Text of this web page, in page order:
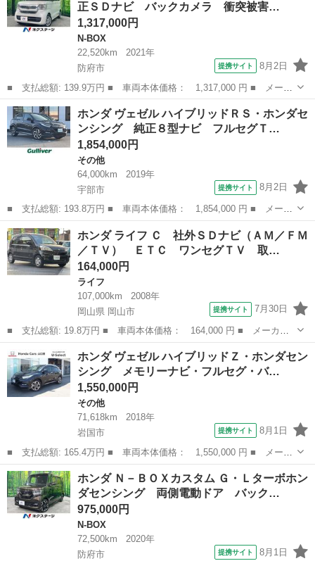
ーター ...
正ＳＤナビ バックカメラ 衝突被害…
1,317,000円
N-BOX
22,520km
2021年
防府市
提携サイト 8月2日
■ 支払総額: 139.9万円 ■ 車両本体価格： 1,317,000 円 ■ メーカ
ー名： ホンダ ■ 車種名： Ｎ－ＢＯＸ ■ グレード名： Ｌ 電
動スライドドア 純正ＳＤナビ バックカメラ 衝突被害軽減システ
ム シー...
山口 防府市 N-BOX
ホンダ ヴェゼル ハイブリッドＲＳ・ホンダセ
ンシング 純正８型ナビ フルセグＴ…
1,854,000円
その他
64,000km
2019年
宇部市
提携サイト 8月2日
■ 支払総額: 193.8万円 ■ 車両本体価格： 1,854,000 円 ■ メーカ
ー名： ホンダ ■ 車種名： ヴェゼル ■ グレード名： ハイブリ
ッドＲＳ・ホンダセンシング 純正８型ナビ フルセグＴＶ ルーム
ミラー型...
山口 宇部市 その他
ホンダ ライフ Ｃ 社外ＳＤナビ（ＡＭ／ＦＭ
／ＴＶ） ＥＴＣ ワンセグＴＶ 取…
164,000円
ライフ
107,000km
2008年
岡山県 岡山市
提携サイト 7月30日
■ 支払総額: 19.8万円 ■ 車両本体価格： 164,000 円 ■ メーカー
名： ホンダ ■ 車種名： ライフ ■ グレード名： Ｃ 社外ＳＤ
ナビ（ＡＭ／ＦＭ／ＴＶ） ＥＴＣ ワンセグＴＶ 取扱説明書 保
証書 ハロゲ...
岡山 岡山市 ライフ
ホンダ ヴェゼル ハイブリッドＺ・ホンダセン
シング メモリーナビ・フルセグ・バ…
1,550,000円
その他
71,618km
2018年
岩国市
提携サイト 8月1日
■ 支払総額: 165.4万円 ■ 車両本体価格： 1,550,000 円 ■ メーカ
ー名： ホンダ ■ 車種名： ヴェゼル ■ グレード名： ハイブリ
ッドＺ・ホンダセンシング メモリーナビ・フルセグ・バックカメ
ラ・ＥＴＣ...
山口 岩国市 その他
ホンダ Ｎ－ＢＯＸカスタム Ｇ・Ｌターボホン
ダセンシング 両側電動ドア バック…
975,000円
N-BOX
72,500km
2020年
防府市
提携サイト 8月1日